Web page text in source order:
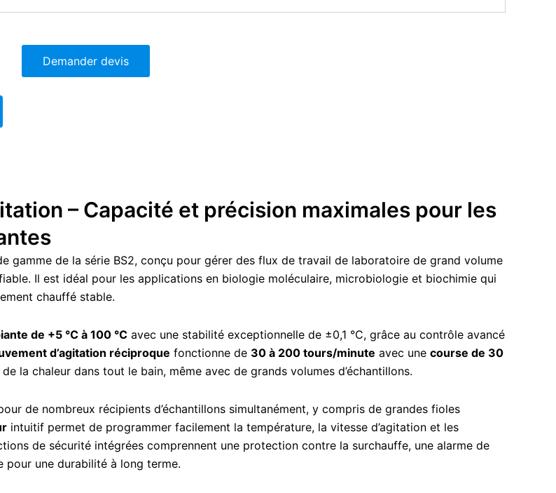
Demander devis
– Capacité et précision maximales pour les
gamme de la série BS2, conçu pour gérer des flux de travail de laboratoire de grand volume
Il est idéal pour les applications en biologie moléculaire, microbiologie et biochimie qui
chauffé stable.
de +5 °C à 100 °C avec une stabilité exceptionnelle de ±0,1 °C, grâce au contrôle avancé
d’agitation réciproque fonctionne de 30 à 200 tours/minute avec une course de 30
la chaleur dans tout le bain, même avec de grands volumes d’échantillons.
de nombreux récipients d’échantillons simultanément, y compris de grandes fioles
intuitif permet de programmer facilement la température, la vitesse d’agitation et les
de sécurité intégrées comprennent une protection contre la surchauffe, une alarme de
pour une durabilité à long terme.